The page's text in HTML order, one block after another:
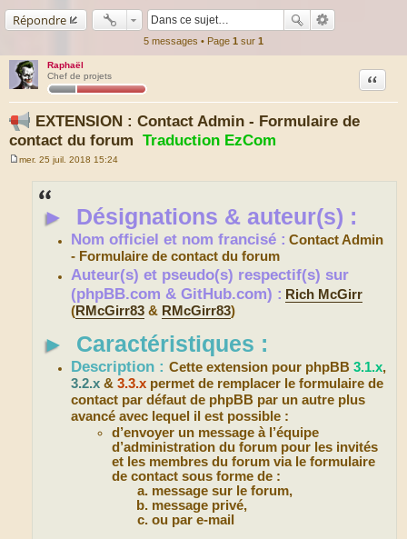
Répondre
5 messages • Page 1 sur 1
Raphaël
Chef de projets
EXTENSION : Contact Admin - Formulaire de
contact du forum Traduction EzCom
Citation
mer. 25 juil. 2018 15:24
► Désignations & auteur(s) :
Nom officiel et nom francisé : Contact Admin
- Formulaire de contact du forum
Auteur(s) et pseudo(s) respectif(s) sur
(phpBB.com & GitHub.com) : Rich McGirr
(RMcGirr83 & RMcGirr83)
► Caractéristiques :
Description :Cette extension pour phpBB3.1.x,
3.2.x &3.3.x permet de remplacer le formulaire de
contact par défaut de phpBB par un autre plus
avancé avec lequel il est possible :
d’envoyer un message à l’équipe
d’administration du forum pour les invités
et les membres du forum via le formulaire
de contact sous forme de :
message sur le forum,
message privé,
ou par e-mail